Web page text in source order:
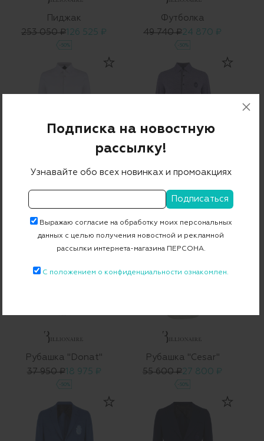
Пиджак
253 050 ₽126 525 ₽
-50%
Футболка
49 740 ₽24 870 ₽
-50%
Рубашка
Рубашка
49 700 ₽24 850 ₽
Рубашка "Donat"
37 950 ₽18 975 ₽
-50%
Рубашка "Cesar"
55 600 ₽27 800 ₽
-50%
Подписка на новостную
рассылку!
Узнавайте обо всех новинках и промоакциях
Выражаю согласие на обработку моих персональных
данных с целью получения новостной и рекламной
рассылки интернета-магазина ПЕРСОНА.
С положением о конфиденциальности ознакомлен.